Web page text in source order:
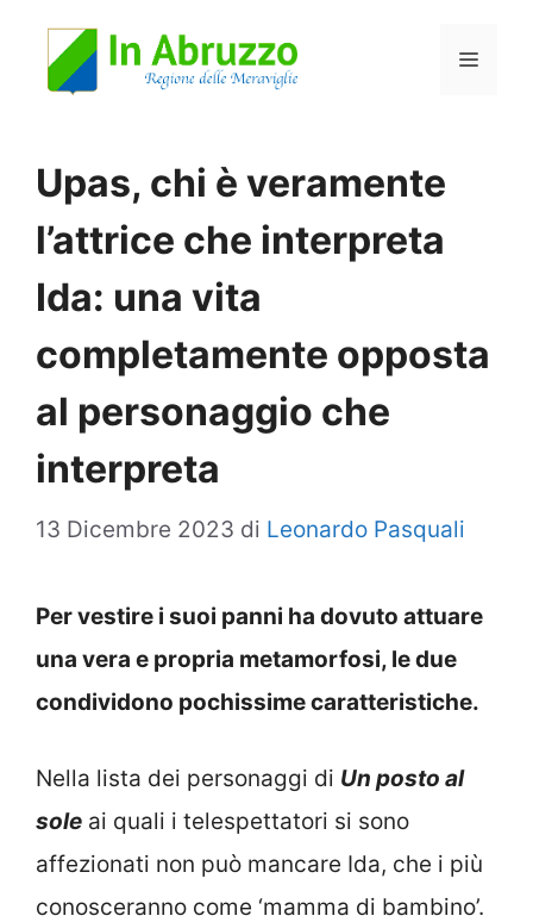
Menu
Upas, chi è veramente
l’attrice che interpreta
Ida: una vita
completamente opposta
al personaggio che
interpreta
13 Dicembre 2023 di Leonardo Pasquali
Per vestire i suoi panni ha dovuto attuare
una vera e propria metamorfosi, le due
condividono pochissime caratteristiche.
Nella lista dei personaggi di Un posto al
sole ai quali i telespettatori si sono
affezionati non può mancare Ida, che i più
conosceranno come ‘mamma di bambino’.